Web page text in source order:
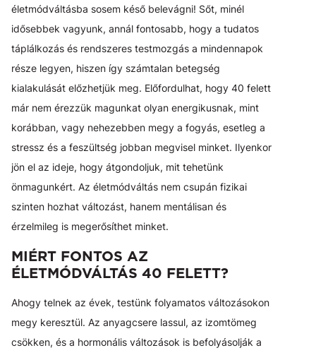
életmódváltásba sosem késő belevágni! Sőt, minél
idősebbek vagyunk, annál fontosabb, hogy a tudatos
táplálkozás és rendszeres testmozgás a mindennapok
része legyen, hiszen így számtalan betegség
kialakulását előzhetjük meg. Előfordulhat, hogy 40 felett
már nem érezzük magunkat olyan energikusnak, mint
korábban, vagy nehezebben megy a fogyás, esetleg a
stressz és a feszültség jobban megvisel minket. Ilyenkor
jön el az ideje, hogy átgondoljuk, mit tehetünk
önmagunkért. Az életmódváltás nem csupán fizikai
szinten hozhat változást, hanem mentálisan és
érzelmileg is megerősíthet minket.
MIÉRT FONTOS AZ
ÉLETMÓDVÁLTÁS 40 FELETT?
Ahogy telnek az évek, testünk folyamatos változásokon
megy keresztül. Az anyagcsere lassul, az izomtömeg
csökken, és a hormonális változások is befolyásolják a